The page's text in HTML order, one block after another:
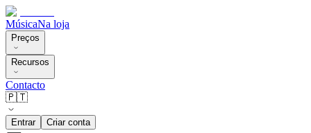
MúsicaNa loja
Preços
Recursos
Contacto
🇵🇹
Entrar Criar conta